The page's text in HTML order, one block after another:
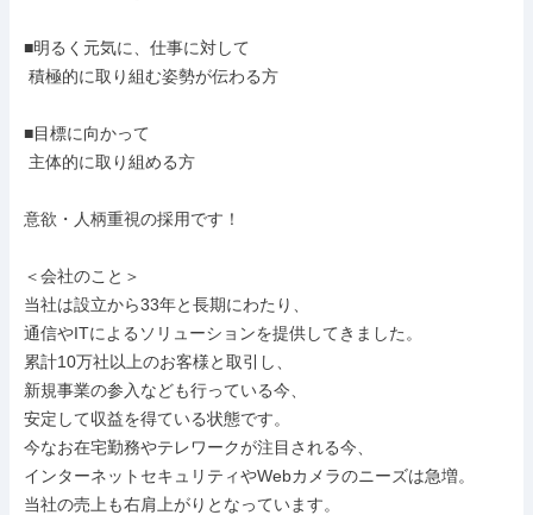
■明るく元気に、仕事に対して
■目標に向かって
意欲・人柄重視の採用です！
＜会社のこと＞
当社は設立から33年と長期にわたり、
通信やITによるソリューションを提供してきました。
累計10万社以上のお客様と取引し、
新規事業の参入なども行っている今、
安定して収益を得ている状態です。
今なお在宅勤務やテレワークが注目される今、
インターネットセキュリティやWebカメラのニーズは急増。
当社の売上も右肩上がりとなっています。